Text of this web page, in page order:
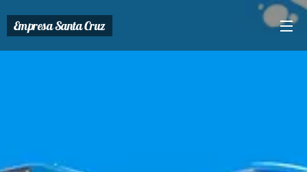
Empresa Santa Cruz